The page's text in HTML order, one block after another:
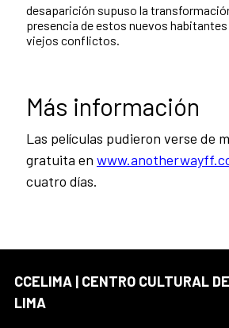
desaparición supuso la
presencia de estos nuevos
viejos conflictos.
Más información
Las películas pudieron verse de
gratuita en
cuatro días.
CCELIMA | CENTRO CULTURAL
LIMA